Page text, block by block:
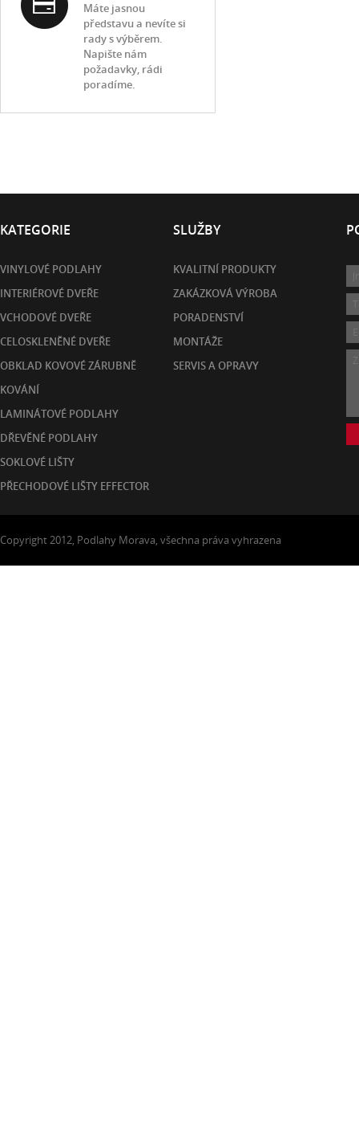
Máte jasnou
představu a nevíte si
rady s výběrem.
Napište nám
požadavky, rádi
poradíme.
KATEGORIE
VINYLOVÉ PODLAHY
INTERIÉROVÉ DVEŘE
VCHODOVÉ DVEŘE
CELOSKLENĚNÉ DVEŘE
OBKLAD KOVOVÉ ZÁRUBNĚ
KOVÁNÍ
LAMINÁTOVÉ PODLAHY
DŘEVĚNÉ PODLAHY
SOKLOVÉ LIŠTY
PŘECHODOVÉ LIŠTY EFFECTOR
SLUŽBY
KVALITNÍ PRODUKTY
ZAKÁZKOVÁ VÝROBA
PORADENSTVÍ
MONTÁŽE
SERVIS A OPRAVY
Copyright 2012, Podlahy Morava, všechna práva vyhrazena